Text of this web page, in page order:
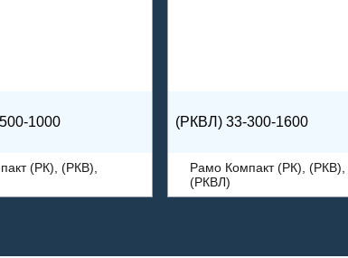
1000
(РК), (РКВ),
(РКВЛ) 33-300-1600
Рамо Компакт (РК), (РКВ),
(РКВЛ)